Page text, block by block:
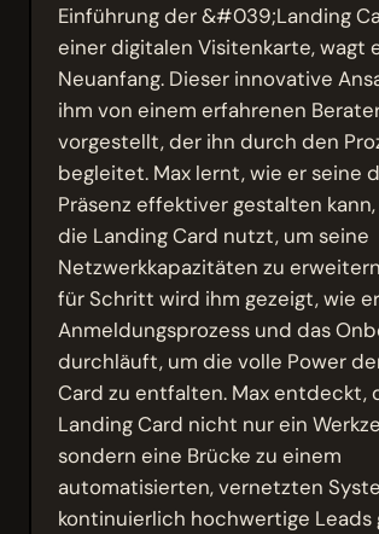
Einführung der &#039;Landing
einer digitalen Visitenkarte, wagt
Neuanfang. Dieser innovative
ihm von einem erfahrenen
vorgestellt, der ihn durch den
begleitet. Max lernt, wie er seine
Präsenz effektiver gestalten
die Landing Card nutzt, um seine
Netzwerkkapazitäten zu
für Schritt wird ihm gezeigt, wie
Anmeldungsprozess und das
durchläuft, um die volle Power
Card zu entfalten. Max entdeckt,
Landing Card nicht nur ein
sondern eine Brücke zu einem
automatisierten, vernetzten
kontinuierlich hochwertige Leads